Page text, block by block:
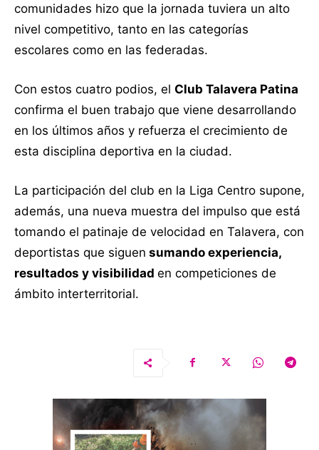
comunidades hizo que la jornada tuviera un alto
nivel competitivo, tanto en las categorías
escolares como en las federadas.
Con estos cuatro podios, el Club Talavera Patina
confirma el buen trabajo que viene desarrollando
en los últimos años y refuerza el crecimiento de
esta disciplina deportiva en la ciudad.
La participación del club en la Liga Centro supone,
además, una nueva muestra del impulso que está
tomando el patinaje de velocidad en Talavera, con
deportistas que siguen sumando experiencia,
resultados y visibilidad en competiciones de
ámbito interterritorial.